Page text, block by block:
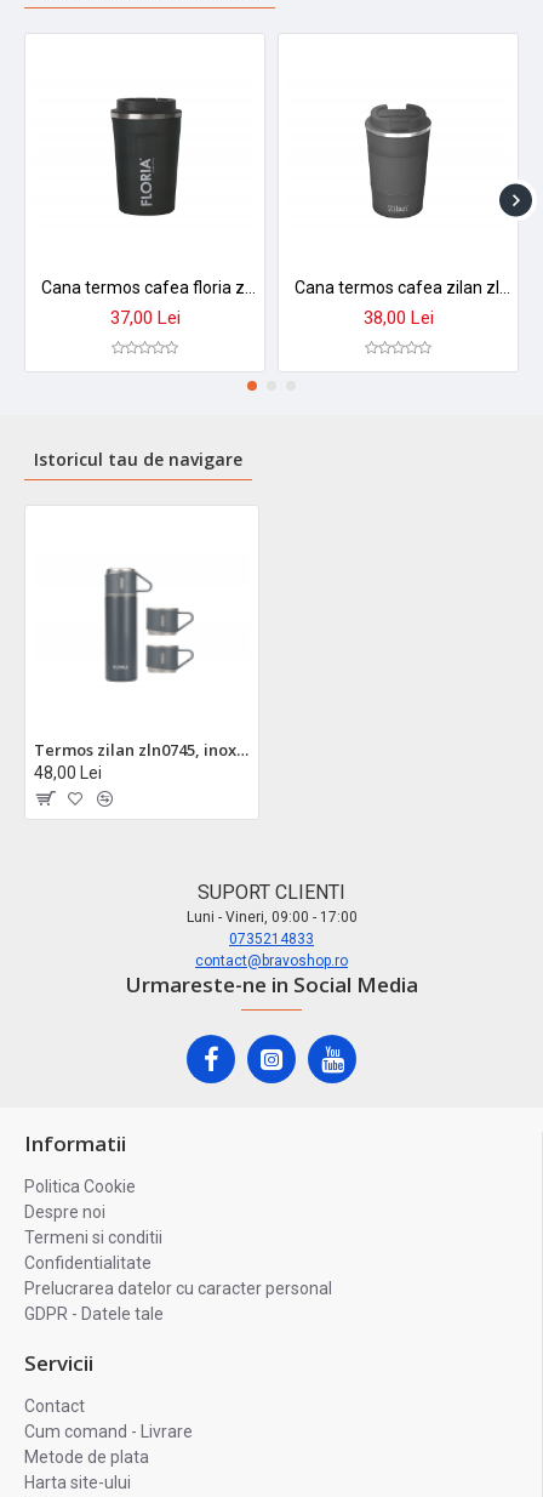
37,00 Lei 38,00 Lei
Istoricul tau de navigare
Termos zilan zln0745, inox 500ml - 3 cani incluse, izolare termica 18h cald/ 24h rece
48,00 Lei
SUPORT CLIENTI
Luni - Vineri, 09:00 - 17:00
0735214833
contact@bravoshop.ro
Urmareste-ne in Social Media
Informatii
Politica Cookie
Despre noi
Termeni si conditii
Confidentialitate
Prelucrarea datelor cu caracter personal
GDPR - Datele tale
Servicii
Contact
Cum comand - Livrare
Metode de plata
Harta site-ului